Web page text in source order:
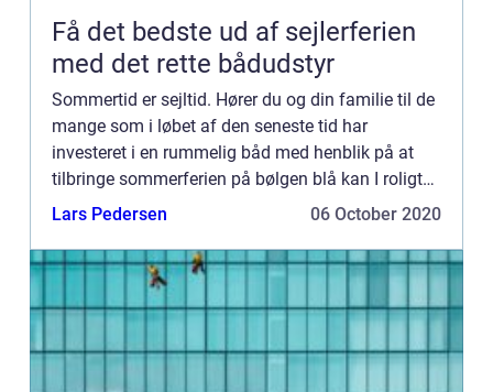
Få det bedste ud af sejlerferien
med det rette bådudstyr
Sommertid er sejltid. Hører du og din familie til de
mange som i løbet af den seneste tid har
investeret i en rummelig båd med henblik på at
tilbringe sommerferien på bølgen blå kan I roligt
se frem til en masse sjove og hyggelige oplevelser
Lars Pedersen 06 October 2020